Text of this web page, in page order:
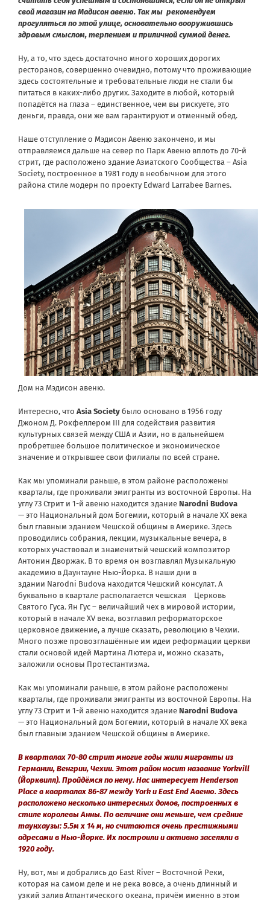
свой магазин на Мадисон авеню. Так мы рекомендуем
прогуляться по этой улице, основательно вооружившись
здравым смыслом, терпением и приличной суммой денег.
Ну, а то, что здесь достаточно много хороших дорогих
ресторанов, совершенно очевидно, потому что проживающие
здесь состоятельные и требовательные люди не стали бы
питаться в каких-либо других. Заходите в любой, который
попадётся на глаза – единственное, чем вы рискуете, это
деньги, правда, они же вам гарантируют и отменный обед.
Наше отступление о Мэдисон Авеню закончено, и мы
отправляемся дальше на север по Парк Авеню вплоть до 70-й
стрит, где расположено здание Азиатского Сообщества – Asia
Society, построенное в 1981 году в необычном для этого
района стиле модерн по проекту Edward Larrabee Barnes.
Дом на Мэдисон авеню.
Интересно, что Asia Society было основано в 1956 году
Джоном Д. Рокфеллером III для содействия развития
культурных связей между США и Азии, но в дальнейшем
пробретшее большое политическое и экономическое
значение и открывшее свои филиалы по всей стране.
Как мы упоминали раньше, в этом районе расположены
кварталы, где проживали эмигранты из восточной Европы. На
углу 73 Стрит и 1-й авеню находится здание Narodni Budova
— это Национальный дом Богемии, который в начале XX века
был главным зданием Чешской общины в Америке. Здесь
проводились собрания, лекции, музыкальные вечера, в
которых участвовал и знаменитый чешский композитор
Антонин Дворжак. В то время он возглавлял Музыкальную
академию в Даунтауне Нью-Йорка. В наши дни в
здании Narodni Budova находится Чешский консулат. А
буквально в квартале располагается чешская Церковь
Святого Гуса. Ян Гус – величайший чех в мировой истории,
который в начале XV века, возглавил реформаторское
церковное движение, а лучше сказать, революцию в Чехии.
Много позже провозглашённые им идеи реформации церкви
стали основой идей Мартина Лютера и, можно сказать,
заложили основы Протестантизма.
Как мы упоминали раньше, в этом районе расположены
кварталы, где проживали эмигранты из восточной Европы. На
углу 73 Стрит и 1-й авеню находится здание Narodni Budova
— это Национальный дом Богемии, который в начале XX века
был главным зданием Чешской общины в Америке.
В кварталах 70-80 стрит многие годы жили мигранты из
Германии, Венгрии, Чехии. Этот район носит название Yorkvill
(Йорквилл). Пройдёмся по нему. Нас интересует Henderson
Place в кварталах 86-87 между York и East End Авеню. Здесь
расположено несколько интересных домов, построенных в
стиле королевы Анны. По величине они меньше, чем средние
таунхаузы: 5.5м х 14 м, но считаются очень престижными
адресами в Нью-Йорке. Их построили и активно заселяли в
1920 году.
Ну, вот, мы и добрались до East River – Восточной Реки,
которая на самом деле и не река вовсе, а очень длинный и
узкий залив Атлантического океана, причём именно в этом